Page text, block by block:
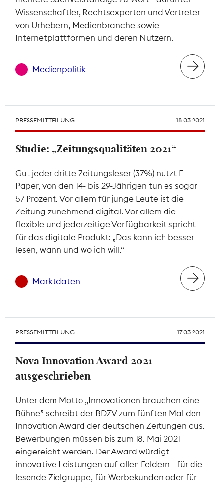
Wissenschaftler, Rechtsexperten und Vertreter
von Urhebern, Medienbranche sowie
Internetplattformen und deren Nutzern.
Medienpolitik
PRESSEMITTEILUNG 18.03.2021
Studie: „Zeitungsqualitäten 2021“
Gut jeder dritte Zeitungsleser (37%) nutzt E-
Paper, von den 14- bis 29-Jährigen tun es sogar
57 Prozent. Vor allem für junge Leute ist die
Zeitung zunehmend digital. Vor allem die
flexible und jederzeitige Verfügbarkeit spricht
für das digitale Produkt: „Das kann ich besser
lesen, wann und wo ich will.“
Marktdaten
PRESSEMITTEILUNG 17.03.2021
Nova Innovation Award 2021
ausgeschrieben
Unter dem Motto „Innovationen brauchen eine
Bühne” schreibt der BDZV zum fünften Mal den
Innovation Award der deutschen Zeitungen aus.
Bewerbungen müssen bis zum 18. Mai 2021
eingereicht werden. Der Award würdigt
innovative Leistungen auf allen Feldern - für die
lesende Zielgruppe, für Werbekunden oder für